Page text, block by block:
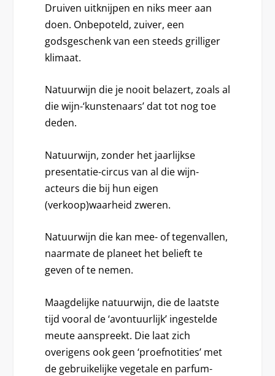
Druiven uitknijpen en niks meer aan
doen. Onbepoteld, zuiver, een
godsgeschenk van een steeds grilliger
klimaat.
Natuurwijn die je nooit belazert, zoals al
die wijn-‘kunstenaars’ dat tot nog toe
deden.
Natuurwijn, zonder het jaarlijkse
presentatie-circus van al die wijn-
acteurs die bij hun eigen
(verkoop)waarheid zweren.
Natuurwijn die kan mee- of tegenvallen,
naarmate de planeet het belieft te
geven of te nemen.
Maagdelijke natuurwijn, die de laatste
tijd vooral de ‘avontuurlijk’ ingestelde
meute aanspreekt. Die laat zich
overigens ook geen ‘proefnotities’ met
de gebruikelijke vegetale en parfum-